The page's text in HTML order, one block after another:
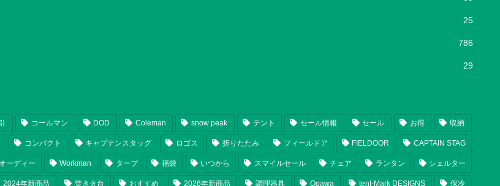
25
786
29
コールマン DOD Coleman snow peak テント セール情報 セール お得 収納
コンパクト キャプテンスタッグ ロゴス 折りたたみ フィールドア FIELDOOR CAPTAIN STAG
ーディー Workman タープ 福袋 いつから スマイルセール チェア ランタン シェルター
2024年新商品 焚き火台 おすすめ 2026年新商品 調理器具 Ogawa tent-Mark DESIGNS 保冷